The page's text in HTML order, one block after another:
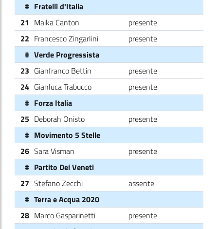
# Fratelli d'Italia
21 Maika Canton
presente
22 Francesco Zingarlini
presente
# Verde Progressista
23 Gianfranco Bettin
presente
24 Gianluca Trabucco
presente
# Forza Italia
25 Deborah Onisto
presente
# Movimento 5 Stelle
26 Sara Visman
presente
# Partito Dei Veneti
27 Stefano Zecchi
assente
# Terra e Acqua 2020
28 Marco Gasparinetti
presente